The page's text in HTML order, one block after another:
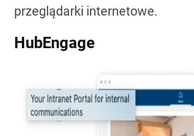
przeglądarki internetowe.
HubEngage